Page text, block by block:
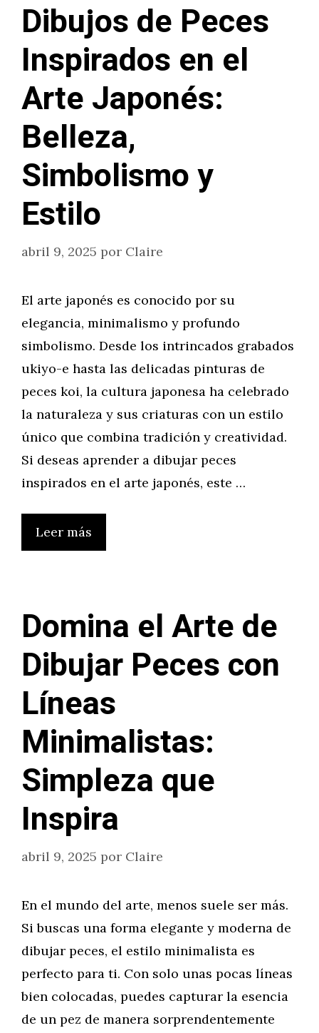
Dibujos de Peces
Inspirados en el
Arte Japonés:
Belleza,
Simbolismo y
Estilo
abril 9, 2025 por Claire
El arte japonés es conocido por su
elegancia, minimalismo y profundo
simbolismo. Desde los intrincados grabados
ukiyo-e hasta las delicadas pinturas de
peces koi, la cultura japonesa ha celebrado
la naturaleza y sus criaturas con un estilo
único que combina tradición y creatividad.
Si deseas aprender a dibujar peces
inspirados en el arte japonés, este …
Leer más
Domina el Arte de
Dibujar Peces con
Líneas
Minimalistas:
Simpleza que
Inspira
abril 9, 2025 por Claire
En el mundo del arte, menos suele ser más.
Si buscas una forma elegante y moderna de
dibujar peces, el estilo minimalista es
perfecto para ti. Con solo unas pocas líneas
bien colocadas, puedes capturar la esencia
de un pez de manera sorprendentemente